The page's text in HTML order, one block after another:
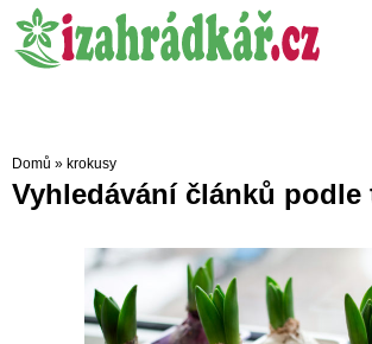
Domů » krokusy
Vyhledávání článků podle